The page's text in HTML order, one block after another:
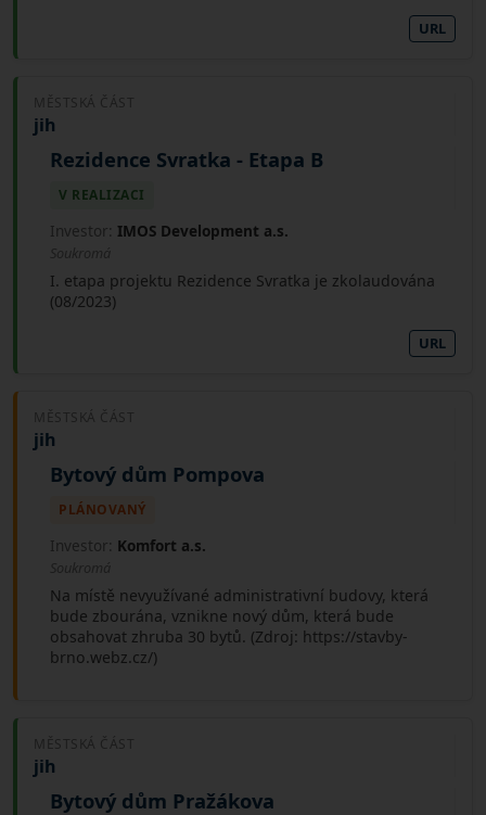
URL
MĚSTSKÁ ČÁST
jih
Rezidence Svratka - Etapa B
V REALIZACI
Investor: IMOS Development a.s.
Soukromá
I. etapa projektu Rezidence Svratka je zkolaudována
(08/2023)
URL
MĚSTSKÁ ČÁST
jih
Bytový dům Pompova
PLÁNOVANÝ
Investor: Komfort a.s.
Soukromá
Na místě nevyužívané administrativní budovy, která
bude zbourána, vznikne nový dům, která bude
obsahovat zhruba 30 bytů. (Zdroj: https://stavby-
brno.webz.cz/)
MĚSTSKÁ ČÁST
jih
Bytový dům Pražákova